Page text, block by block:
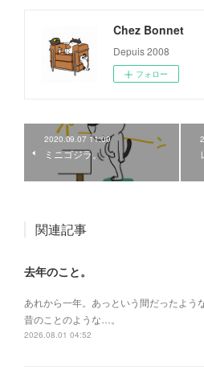
Chez Bonnet
Depuis 2008
フォロー
2020.09.07 11:00
ミニゴジラ。
関連記事
去年のこと。
あれから一年。あっという間だったよう
昔のことのような…。
2026.08.01 04:52